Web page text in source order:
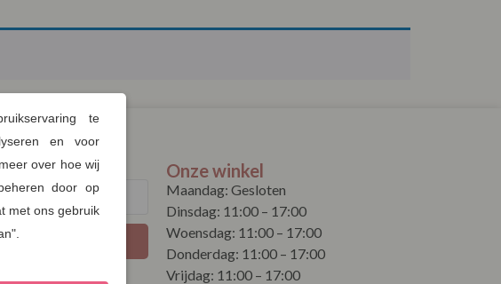
Onze winkel
Maandag: Gesloten
Dinsdag: 11:00 – 17:00
Woensdag: 11:00 – 17:00
Donderdag: 11:00 – 17:00
Vrijdag: 11:00 – 17:00